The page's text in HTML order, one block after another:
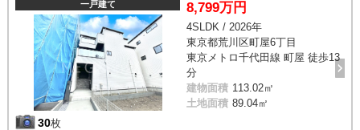
一戸建て
30枚
8,799万円
4SLDK / 2026年
東京都荒川区町屋6丁目
東京メトロ千代田線 町屋 徒歩13
分
建物面積 113.02㎡
土地面積 89.04㎡